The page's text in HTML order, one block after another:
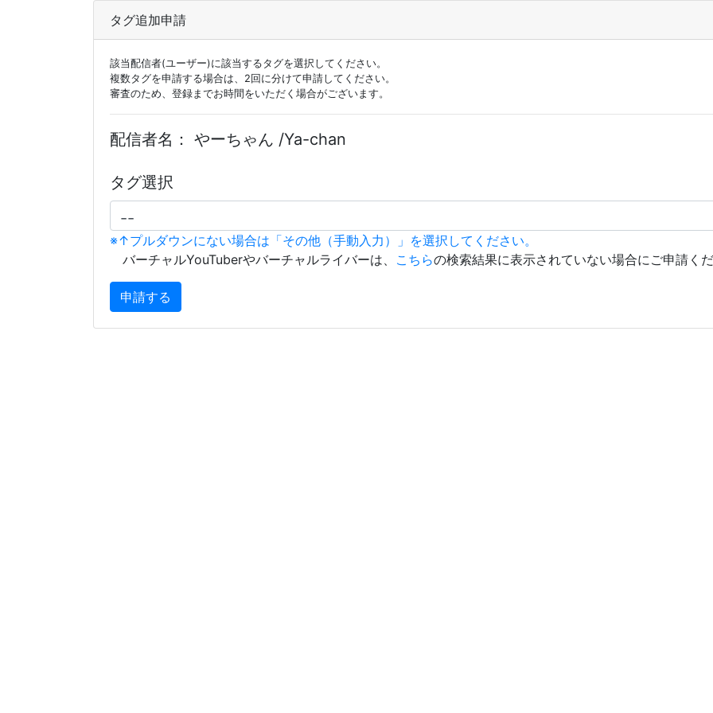
タグ追加申請
該当配信者(ユーザー)に該当するタグを選択してください。
複数タグを申請する場合は、2回に分けて申請してください。
審査のため、登録までお時間をいただく場合がございます。
配信者名： やーちゃん /Ya-chan
タグ選択
※↑プルダウンにない場合は「その他（手動入力）」を選択してください。
バーチャルYouTuberやバーチャルライバーは、 こちらの検索結果に表示されていない場合にご申請く
申請する